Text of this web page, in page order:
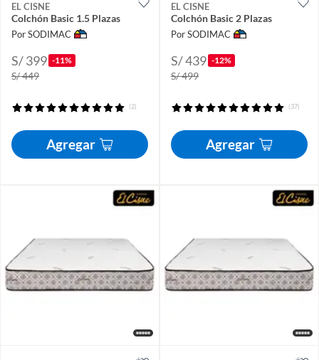
EL CISNE
Colchón Basic 1.5 Plazas
Por SODIMAC
S/ 399 -11%
S/ 449
(2)
Agregar
EL CISNE
Colchón Basic 2 Plazas
Por SODIMAC
S/ 439 -12%
S/ 499
(37)
Agregar